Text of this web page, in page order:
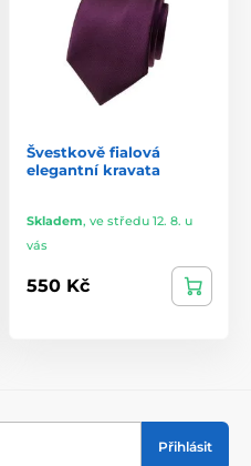
Švestkově fialová
elegantní kravata
Skladem, ve středu 12. 8. u
vás
550 Kč
Přihlásit